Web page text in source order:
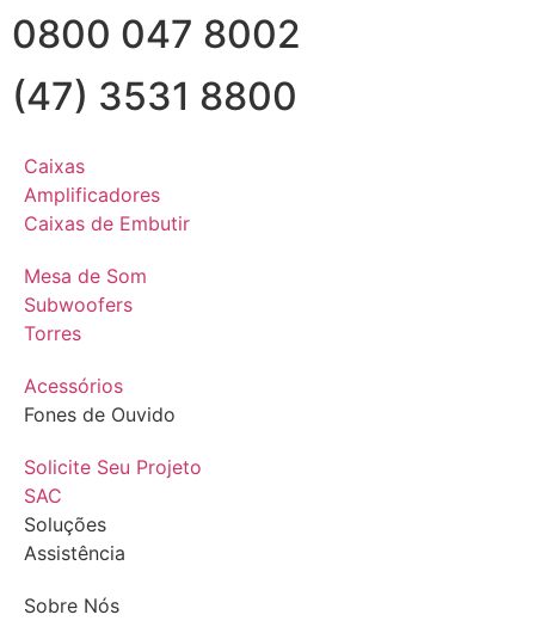
0800 047 8002
(47) 3531 8800
Caixas
Amplificadores
Caixas de Embutir
Mesa de Som
Subwoofers
Torres
Acessórios
Fones de Ouvido
Solicite Seu Projeto
SAC
Soluções
Assistência
Sobre Nós